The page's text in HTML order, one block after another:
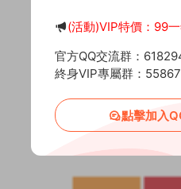
(活動)VIP特價：99
官方QQ交流群：
終身VIP專屬群：
點擊加入